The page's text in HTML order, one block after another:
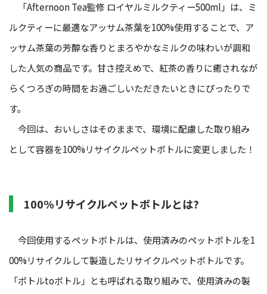
「Afternoon Tea監修 ロイヤルミルクティー500ml」は、ミ
ルクティーに最適なアッサム茶葉を100%使用することで、ア
ッサム茶葉の芳醇な香りとまろやかなミルクの味わいが調和
した人気の商品です。甘さ控えめで、紅茶の香りに癒されなが
らくつろぎの時間をお過ごしいただきたいときにぴったりで
す。
今回は、おいしさはそのままで、環境に配慮した取り組み
として容器を100%リサイクルペットボトルに変更しました！
100%リサイクルペットボトルとは?
今回使用するペットボトルは、使用済みのペットボトルを1
00%リサイクルして製造したリサイクルペットボトルです。
「ボトルtoボトル」とも呼ばれる取り組みで、使用済みの製